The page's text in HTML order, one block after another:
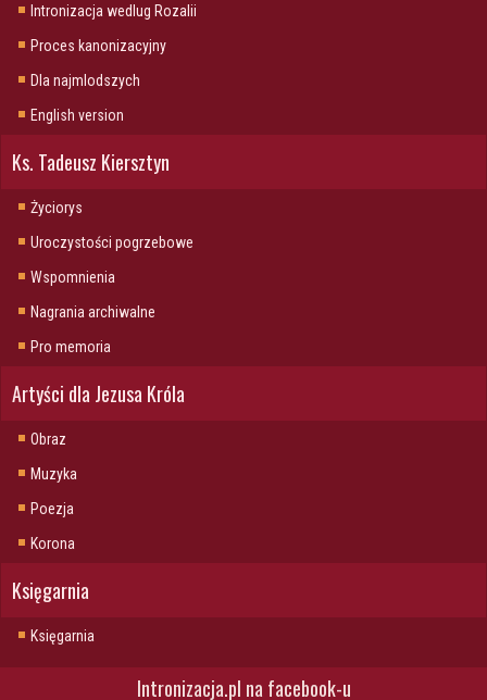
Intronizacja wedlug Rozalii
Proces kanonizacyjny
Dla najmlodszych
English version
Ks. Tadeusz Kiersztyn
Życiorys
Uroczystości pogrzebowe
Wspomnienia
Nagrania archiwalne
Pro memoria
Artyści dla Jezusa Króla
Obraz
Muzyka
Poezja
Korona
Księgarnia
Księgarnia
Intronizacja.pl na facebook-u